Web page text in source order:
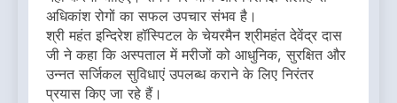
अधिकांश रोगों का सफल उपचार संभव है।
श्री महंत इन्दिरेश हॉस्पिटल के चेयरमैन श्रीमहंत देवेंद्र दास
जी ने कहा कि अस्पताल में मरीजों को आधुनिक, सुरक्षित और
उन्नत सर्जिकल सुविधाएं उपलब्ध कराने के लिए निरंतर
प्रयास किए जा रहे हैं।